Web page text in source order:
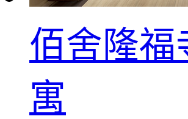
佰舍隆福
寓